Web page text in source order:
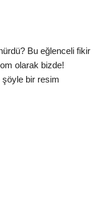
Bu eğlenceli fikir
olarak bizde!
şöyle bir resim